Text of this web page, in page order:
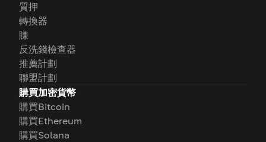
質押
轉換器
賺
反洗錢檢查器
推薦計劃
聯盟計劃
購買加密貨幣
購買Bitcoin
購買Ethereum
購買Solana